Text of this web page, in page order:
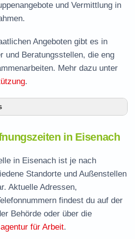
und Vermittlung in
Angeboten gibt es in
und Beratungsstellen, die eng
Mehr dazu unter
.
Arbeitsvermittlung in Eisenach
und Bürgergeld beantragen
und Jobbörse in Eisenach
in Eisenach
in Eisenach ist je nach
Standorte und Außenstellen
Aktuelle Adressen,
findest du auf der
Behörde oder über die
für Arbeit.